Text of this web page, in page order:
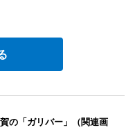
の「ガリバー」（関連画